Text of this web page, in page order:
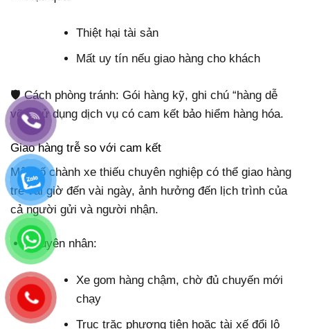
Thiệt hại tài sản
Mất uy tín nếu giao hàng cho khách
🛡️ Cách phòng tránh: Gói hàng kỹ, ghi chú “hàng dễ
vỡ”, sử dụng dịch vụ có cam kết bảo hiểm hàng hóa.
Giao hàng trễ so với cam kết
Một số chành xe thiếu chuyên nghiệp có thể giao hàng
trễ vài giờ đến vài ngày, ảnh hưởng đến lịch trình của
cả người gửi và người nhận.
Nguyên nhân:
Xe gom hàng chậm, chờ đủ chuyến mới
chạy
Trục trặc phương tiện hoặc tài xế đổi lộ